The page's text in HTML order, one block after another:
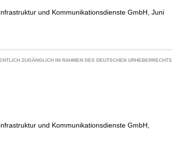
und Kommunikationsdienste GmbH, Juni
ZUGÄNGLICH IM RAHMEN DES DEUTSCHEN URHEBERRECHTS.
und Kommunikationsdienste GmbH,